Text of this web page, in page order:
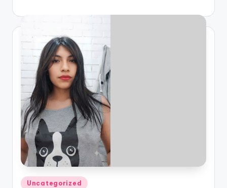
Publicado
Uncategorized